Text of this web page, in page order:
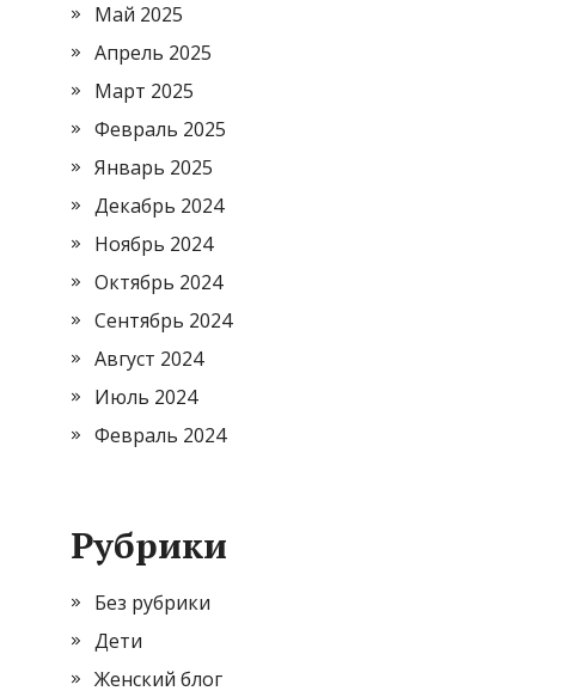
Май 2025
Апрель 2025
Март 2025
Февраль 2025
Январь 2025
Декабрь 2024
Ноябрь 2024
Октябрь 2024
Сентябрь 2024
Август 2024
Июль 2024
Февраль 2024
Рубрики
Без рубрики
Дети
Женский блог